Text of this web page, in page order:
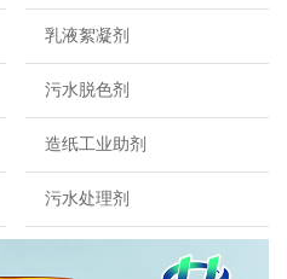
乳液絮凝剂
污水脱色剂
造纸工业助剂
污水处理剂